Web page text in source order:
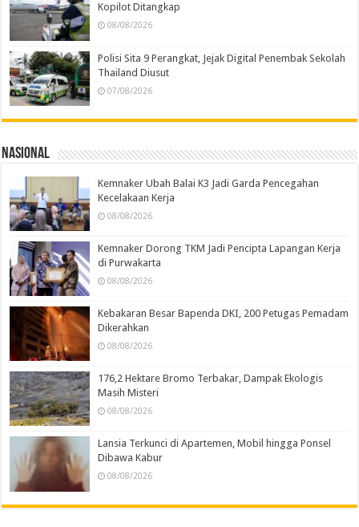
Kopilot Ditangkap
08/08/2026
Polisi Sita 9 Perangkat, Jejak Digital Penembak Sekolah
Thailand Diusut
07/08/2026
Nasional
Kemnaker Ubah Balai K3 Jadi Garda Pencegahan
Kecelakaan Kerja
08/08/2026
Kemnaker Dorong TKM Jadi Pencipta Lapangan Kerja
di Purwakarta
08/08/2026
Kebakaran Besar Bapenda DKI, 200 Petugas Pemadam
Dikerahkan
08/08/2026
176,2 Hektare Bromo Terbakar, Dampak Ekologis
Masih Misteri
08/08/2026
Lansia Terkunci di Apartemen, Mobil hingga Ponsel
Dibawa Kabur
08/08/2026